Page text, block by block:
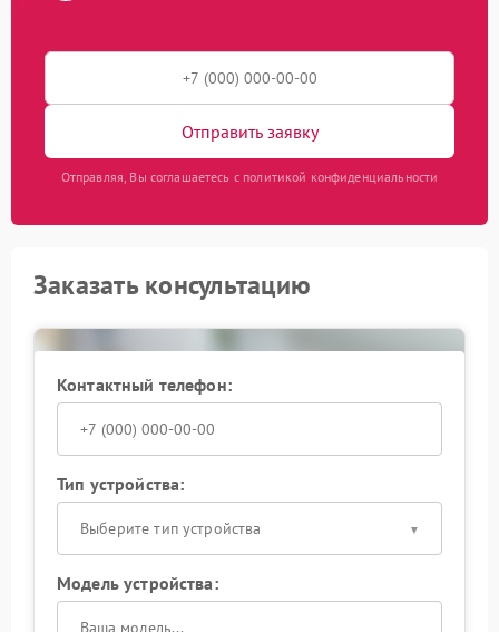
Отправить заявку
Отправляя, Вы соглашаетесь с политикой конфиденциальности
Заказать консультацию
Контактный телефон:
Тип устройства:
Выберите тип устройства
Модель устройства: